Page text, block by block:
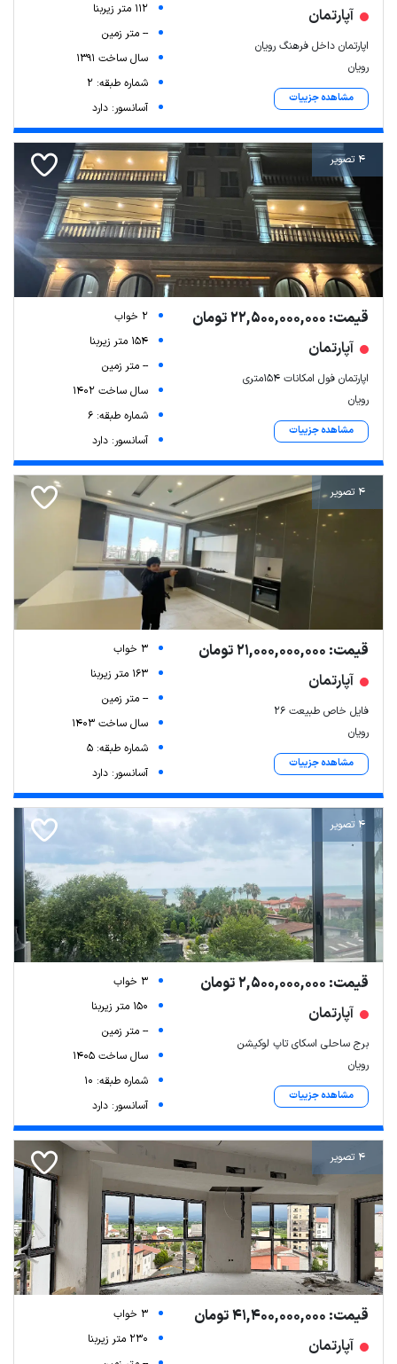
ariamarz.com
آپارتمان
اپارتمان داخل فرهنگ رویان
رویان
مشاهده جزییات
112 متر زیربنا
-- متر زمین
سال ساخت 1391
شماره طبقه: 2
آسانسور: دارد
4 تصویر
قیمت: 22,500,000,000 تومان
آپارتمان
اپارتمان فول امکانات ۱۵۴متری
رویان
مشاهده جزییات
2 خواب
154 متر زیربنا
-- متر زمین
سال ساخت 1402
شماره طبقه: 6
آسانسور: دارد
4 تصویر
قیمت: 21,000,000,000 تومان
آپارتمان
فایل خاص طبیعت ۲۶
رویان
مشاهده جزییات
3 خواب
163 متر زیربنا
-- متر زمین
سال ساخت 1403
شماره طبقه: 5
آسانسور: دارد
4 تصویر
قیمت: 2,500,000,000 تومان
آپارتمان
برج ساحلی اسکای تاپ لوکیشن
رویان
مشاهده جزییات
3 خواب
150 متر زیربنا
-- متر زمین
سال ساخت 1405
شماره طبقه: 10
آسانسور: دارد
4 تصویر
قیمت: 41,400,000,000 تومان
آپارتمان
3 خواب
230 متر زیربنا